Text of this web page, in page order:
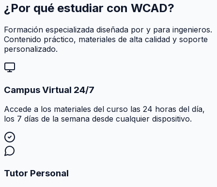
¿Por qué estudiar con WCAD?
Formación especializada diseñada por y para ingenieros.
Contenido práctico, materiales de alta calidad y soporte
personalizado.
Campus Virtual 24/7
Accede a los materiales del curso las 24 horas del día,
los 7 días de la semana desde cualquier dispositivo.
Tutor Personal